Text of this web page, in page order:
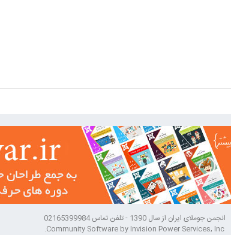
انجمن جوملای ایران از سال 1390 - تلفن تماس 02165399984
Community Software by Invision Power Services, Inc.